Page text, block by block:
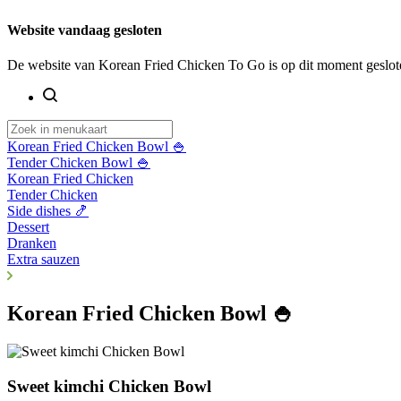
Website vandaag gesloten
De website van Korean Fried Chicken To Go is op dit moment
Korean Fried Chicken Bowl 🍚
Tender Chicken Bowl 🍚
Korean Fried Chicken
Tender Chicken
Side dishes 🍤
Dessert
Dranken
Extra sauzen
Korean Fried Chicken Bowl 🍚
Sweet kimchi Chicken Bowl